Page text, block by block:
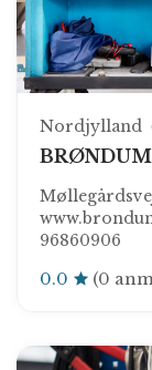
Nordjylland
BRØNDUM
96860906
0.0 (0